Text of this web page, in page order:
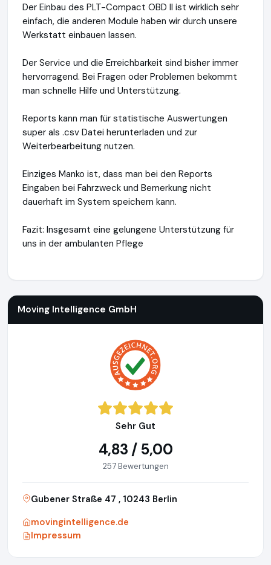
Der Einbau des PLT-Compact OBD II ist wirklich sehr
einfach, die anderen Module haben wir durch unsere
Werkstatt einbauen lassen.
Der Service und die Erreichbarkeit sind bisher immer
hervorragend. Bei Fragen oder Problemen bekommt
man schnelle Hilfe und Unterstützung.
Reports kann man für statistische Auswertungen
super als .csv Datei herunterladen und zur
Weiterbearbeitung nutzen.
Einziges Manko ist, dass man bei den Reports
Eingaben bei Fahrzweck und Bemerkung nicht
dauerhaft im System speichern kann.
Fazit: Insgesamt eine gelungene Unterstützung für
uns in der ambulanten Pflege
Moving Intelligence GmbH
Sehr Gut
4,83 / 5,00
257 Bewertungen
Gubener Straße 47 , 10243 Berlin
movingintelligence.de
Impressum